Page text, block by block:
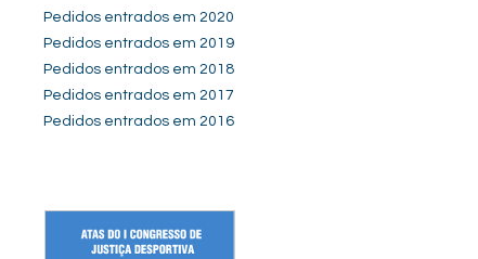
Pedidos entrados em 2020
Pedidos entrados em 2019
Pedidos entrados em 2018
Pedidos entrados em 2017
Pedidos entrados em 2016